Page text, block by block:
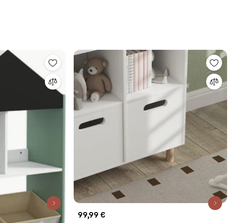
99,99 €